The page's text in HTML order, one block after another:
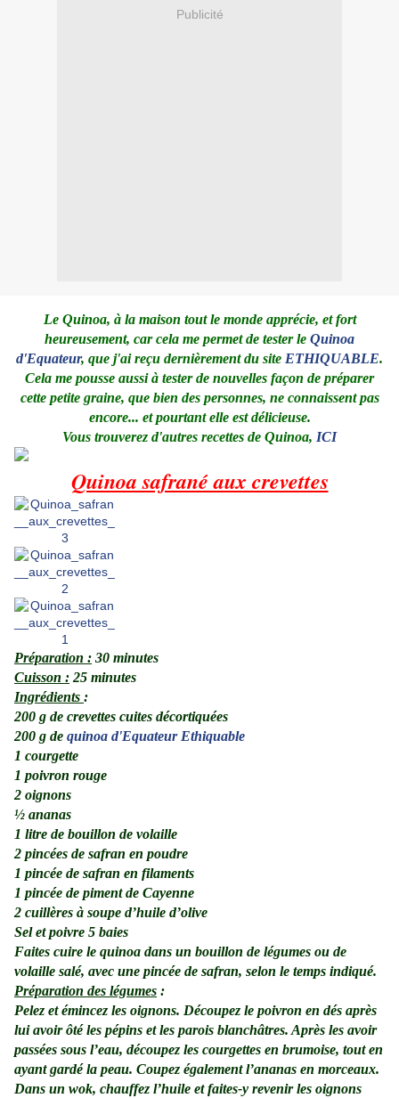
Publicité
Le Quinoa, à la maison tout le monde apprécie, et fort
heureusement, car cela me permet de tester le Quinoa
d'Equateur, que j'ai reçu dernièrement du site ETHIQUABLE.
Cela me pousse aussi à tester de nouvelles façon de préparer
cette petite graine, que bien des personnes, ne connaissent pas
encore... et pourtant elle est délicieuse.
Vous trouverez d'autres recettes de Quinoa, ICI
Quinoa safrané aux crevettes
Préparation : 30 minutes
Cuisson : 25 minutes
Ingrédients :
200 g de crevettes cuites décortiquées
200 g de quinoa d'Equateur Ethiquable
1 courgette
1 poivron rouge
2 oignons
½ ananas
1 litre de bouillon de volaille
2 pincées de safran en poudre
1 pincée de safran en filaments
1 pincée de piment de Cayenne
2 cuillères à soupe d’huile d’olive
Sel et poivre 5 baies
Faites cuire le quinoa dans un bouillon de légumes ou de
volaille salé, avec une pincée de safran, selon le temps indiqué.
Préparation des légumes :
Pelez et émincez les oignons. Découpez le poivron en dés après
lui avoir ôté les pépins et les parois blanchâtres. Après les avoir
passées sous l’eau, découpez les courgettes en brumoise, tout en
ayant gardé la peau. Coupez également l’ananas en morceaux.
Dans un wok, chauffez l’huile et faites-y revenir les oignons